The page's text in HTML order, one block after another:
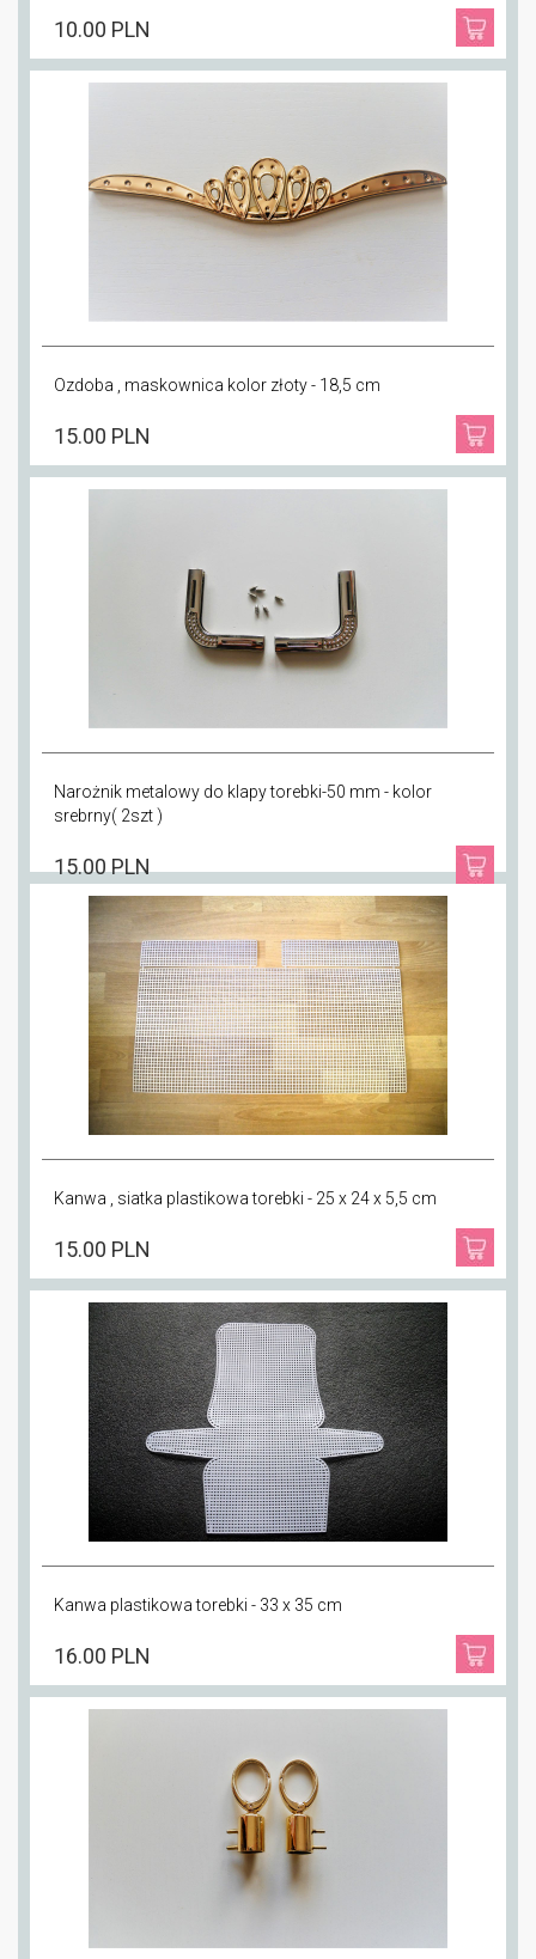
10.00 PLN
Ozdoba , maskownica kolor złoty - 18,5 cm
15.00 PLN
Narożnik metalowy do klapy torebki-50 mm - kolor
srebrny( 2szt )
15.00 PLN
Kanwa , siatka plastikowa torebki - 25 x 24 x 5,5 cm
15.00 PLN
Kanwa plastikowa torebki - 33 x 35 cm
16.00 PLN